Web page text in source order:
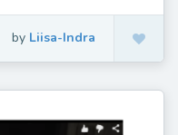
by Liisa-Indra